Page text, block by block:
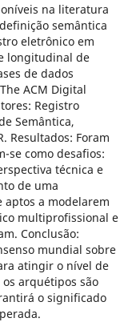
na literatura
semântica
eletrônico em
longitudinal de
de dados
ACM Digital
Registro
Semântica,
Resultados: Foram
se como desafios:
técnica e
de uma
a modelarem
multiprofissional e
Conclusão:
mundial sobre
atingir o nível de
arquétipos são
o significado